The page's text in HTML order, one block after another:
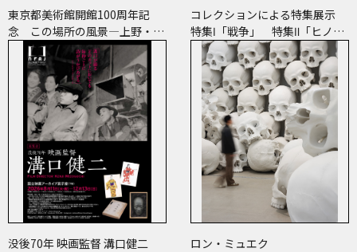
東京都美術館開館100周年記
念 この場所の風景―上野・大
牟田・ブエノスアイレス
コレクションによる特集展示
特集Ⅰ「戦争」 特集Ⅱ「ヒノマ
ル・イルミネーション」
没後70年 映画監督 溝口健二 ロン・ミュエク